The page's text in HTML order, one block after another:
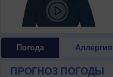
Погода Аллергия
ПРОГНОЗ ПОГОДЫ